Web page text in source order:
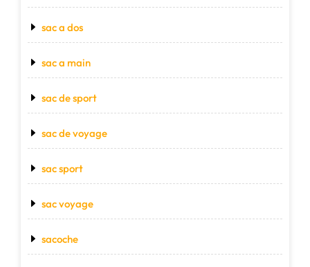
sac a dos
sac a main
sac de sport
sac de voyage
sac sport
sac voyage
sacoche